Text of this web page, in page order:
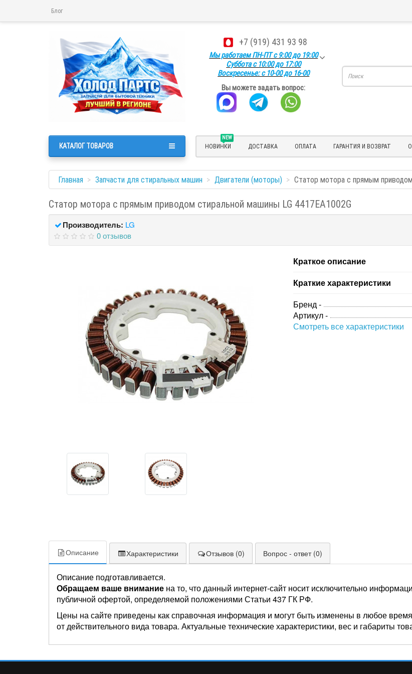
Блог
+7 (919) 431 93 98
Мы работаем ПН-ПТ с 9:00 до 19:00
Суббота с 10:00 до 17:00
Воскресенье: с 10-00 до 16-00
Вы можете задать вопрос:
NEW
НОВИНКИ ДОСТАВКА ОПЛАТА ГАРАНТИЯ И ВОЗВРАТ
КАТАЛОГ ТОВАРОВ
Главная Запчасти для стиральных машин Двигатели (моторы) Статор мотора с прямым
Статор мотора с прямым приводом стиральной машины LG 4417EA1002G
Производитель: LG
0 отзывов
Краткое описание
Краткие характеристики
Бренд -
Артикул -
Смотреть все характеристики
Описание Характеристики Отзывов (0) Вопрос - ответ (0)
Описание подготавливается.
Обращаем ваше внимание на то, что данный интернет-сайт носит исключительно
публичной офертой, определяемой положениями Статьи 437 ГК РФ.
Цены на сайте приведены как справочная информация и могут быть изменены в любое
от действительного вида товара. Актуальные технические характеристики, вес и габариты